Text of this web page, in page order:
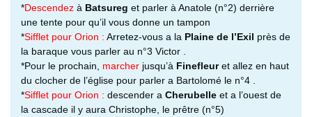
*Descendez à Batsureg et parler à Anatole (n°2) derrière
une tente pour qu’il vous donne un tampon
*Sifflet pour Orion : Arretez-vous a la Plaine de l’Exil près de
la baraque vous parler au n°3 Victor .
*Pour le prochain, marcher jusqu’à Finefleuret allez en haut
du clocher de l’église pour parler a Bartolomé le n°4 .
*Sifflet pour Orion : descender a Cherubelle et a l’ouest de
la cascade il y aura Christophe, le prêtre (n°5)